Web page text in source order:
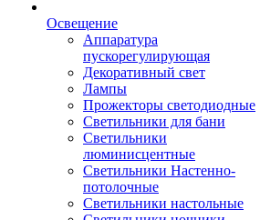
Освещение
Аппаратура
пускорегулирующая
Декоративный свет
Лампы
Прожекторы светодиодные
Светильники для бани
Светильники
люминисцентные
Светильники Настенно-
потолочные
Светильники настольные